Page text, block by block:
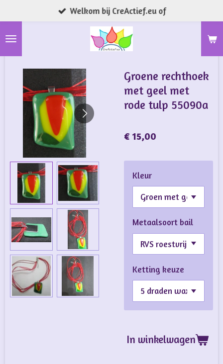
direct
naar
Welkom bij CreActief.eu of
Groene rechthoek
met geel met
rode tulp 55090a
€ 15,00
Kleur
Metaalsoort bail
Ketting keuze
In winkelwagen